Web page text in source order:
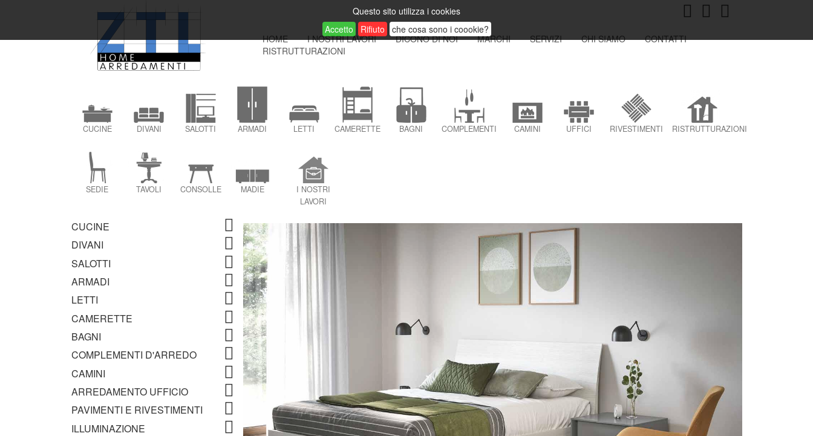
Questo sito utilizza i cookies
Accetto
Rifiuto che cosa sono i coookie?
HOME I NOSTRI LAVORI DICONO DI NOI MARCHI SERVIZI CHI SIAMO
CONTATTI
RISTRUTTURAZIONI
CUCINE DIVANI SALOTTI ARMADI LETTI CAMERETTE BAGNI COMPLEMENTI CAMINI UFFICI RIVESTIMENTI RISTRUTTURAZIONI
SEDIE TAVOLI CONSOLLE MADIE
I NOSTRI
LAVORI
CUCINE
DIVANI
SALOTTI
ARMADI
LETTI
CAMERETTE
BAGNI
COMPLEMENTI D'ARREDO
CAMINI
ARREDAMENTO UFFICIO
PAVIMENTI E RIVESTIMENTI
ILLUMINAZIONE